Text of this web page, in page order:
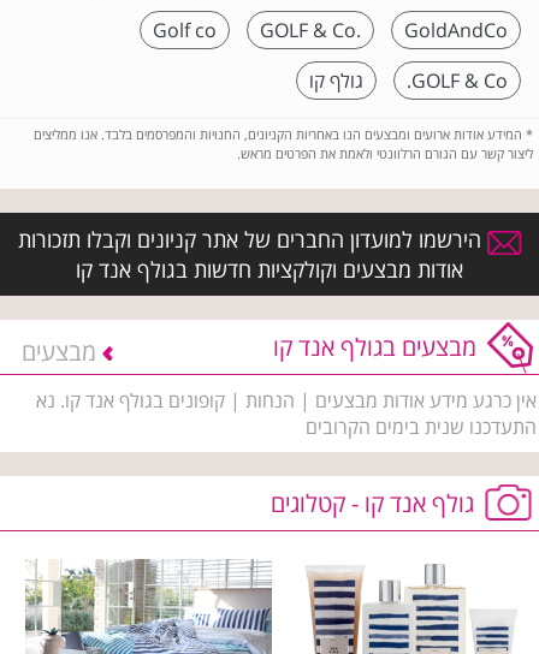
GoldAndCo
.GOLF & Co
Golf co
GOLF & Co.
גולף קו
* המידע אודות ארועים ומבצעים הנו באחריות הקניונים, החנויות והמפרסמים בלבד. אנו ממליצים
ליצור קשר עם הגורם הרלוונטי ולאמת את הפרטים מראש.
הירשמו למועדון החברים של אתר קניונים וקבלו תזכורות
אודות מבצעים וקולקציות חדשות בגולף אנד קו
מבצעים בגולף אנד קו מבצעים
אין כרגע מידע אודות מבצעים | הנחות | קופונים בגולף אנד קו. נא
התעדכנו שנית בימים הקרובים
גולף אנד קו - קטלוגים